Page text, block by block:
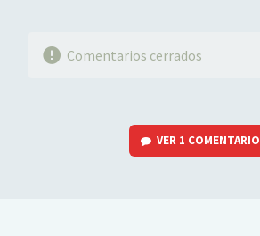
Comentarios cerrados
VER 1 COMENTARIO